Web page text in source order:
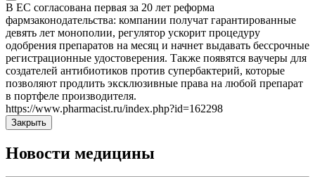
В ЕС согласована первая за 20 лет реформа
фармзаконодательства: компании получат гарантированные
девять лет монополии, регулятор ускорит процедуру
одобрения препаратов на месяц и начнет выдавать бессрочные
регистрационные удостоверения. Также появятся ваучеры для
создателей антибиотиков против супербактерий, которые
позволяют продлить эксклюзивные права на любой препарат
в портфеле производителя.
https://www.pharmacist.ru/index.php?id=162298
Закрыть
Новости медицины